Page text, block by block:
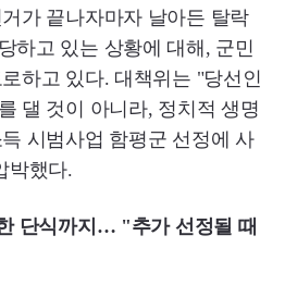
가 끝나자마자 날아든 탈락
하고 있는 상황에 대해, 군민
하고 있다. 대책위는 "당선인
댈 것이 아니라, 정치적 생명
시범사업 함평군 선정에 사
박했다.
단식까지… "추가 선정될 때